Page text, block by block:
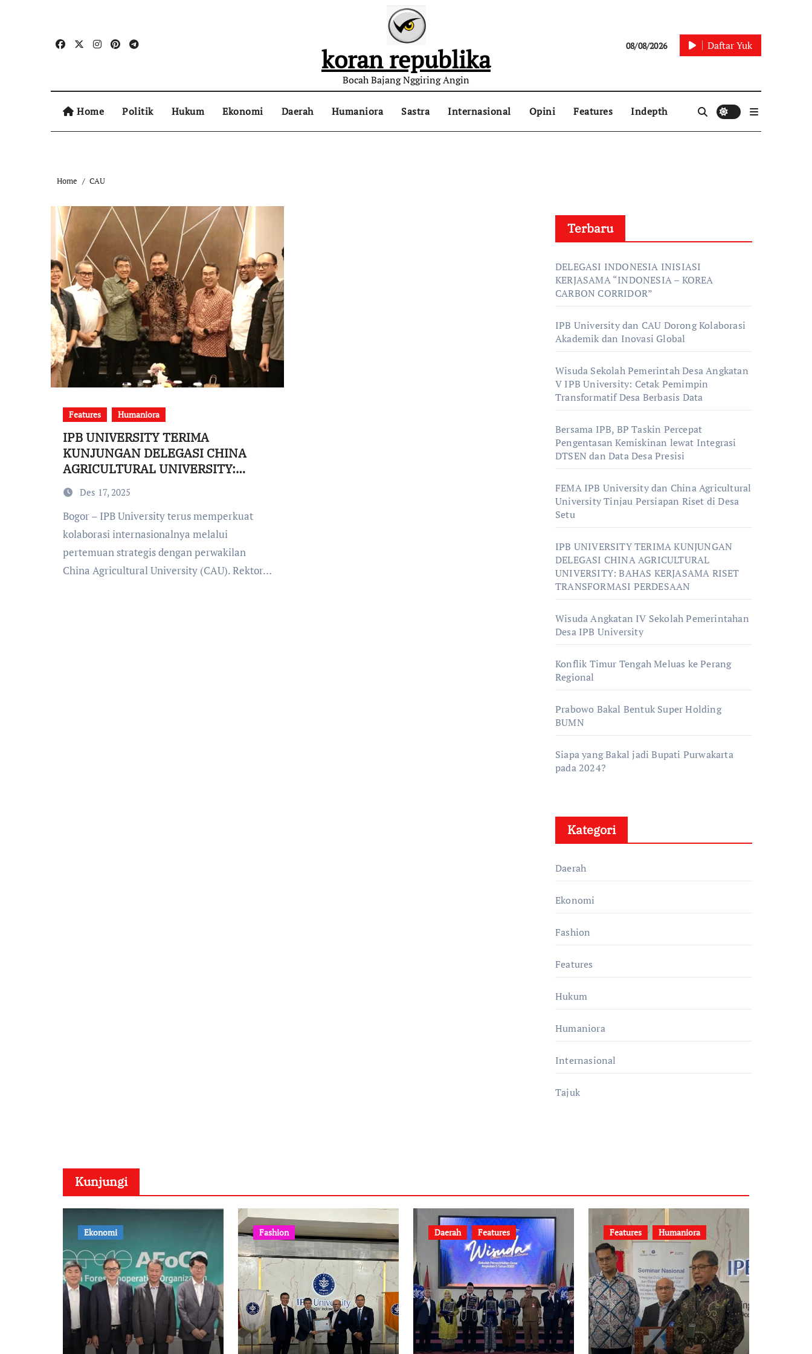
koran republika
Bocah Bajang Nggiring Angin
08/08/2026 Daftar Yuk
Home Politik Hukum Ekonomi Daerah Humaniora Sastra Internasional Opini Features Indepth
Home CAU
Features Humaniora
IPB UNIVERSITY TERIMA
KUNJUNGAN DELEGASI CHINA
AGRICULTURAL UNIVERSITY:
BAHAS KERJASAMA RISET
TRANSFORMASI PERDESAAN
Des 17, 2025
Bogor – IPB University terus memperkuat
kolaborasi internasionalnya melalui
pertemuan strategis dengan perwakilan
China Agricultural University (CAU). Rektor…
Terbaru
DELEGASI INDONESIA INISIASI
KERJASAMA “INDONESIA – KOREA
CARBON CORRIDOR”
IPB University dan CAU Dorong Kolaborasi
Akademik dan Inovasi Global
Wisuda Sekolah Pemerintah Desa Angkatan
V IPB University: Cetak Pemimpin
Transformatif Desa Berbasis Data
Bersama IPB, BP Taskin Percepat
Pengentasan Kemiskinan lewat Integrasi
DTSEN dan Data Desa Presisi
FEMA IPB University dan China Agricultural
University Tinjau Persiapan Riset di Desa
Setu
IPB UNIVERSITY TERIMA KUNJUNGAN
DELEGASI CHINA AGRICULTURAL
UNIVERSITY: BAHAS KERJASAMA RISET
TRANSFORMASI PERDESAAN
Wisuda Angkatan IV Sekolah Pemerintahan
Desa IPB University
Konflik Timur Tengah Meluas ke Perang
Regional
Prabowo Bakal Bentuk Super Holding
BUMN
Siapa yang Bakal jadi Bupati Purwakarta
pada 2024?
Kategori
Daerah
Ekonomi
Fashion
Features
Hukum
Humaniora
Internasional
Tajuk
Kunjungi
Ekonomi Fashion Daerah Features Features Humaniora